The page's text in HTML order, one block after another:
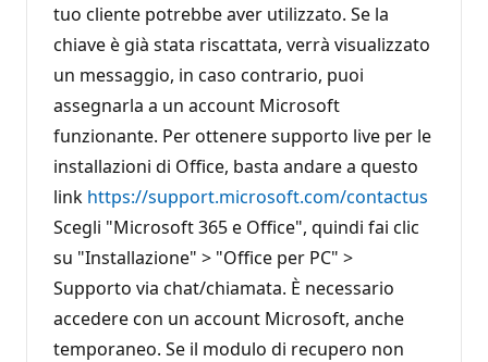
tuo cliente potrebbe aver utilizzato. Se la
chiave è già stata riscattata, verrà visualizzato
un messaggio, in caso contrario, puoi
assegnarla a un account Microsoft
funzionante. Per ottenere supporto live per le
installazioni di Office, basta andare a questo
link https://support.microsoft.com/contactus
Scegli "Microsoft 365 e Office", quindi fai clic
su "Installazione" > "Office per PC" >
Supporto via chat/chiamata. È necessario
accedere con un account Microsoft, anche
temporaneo. Se il modulo di recupero non